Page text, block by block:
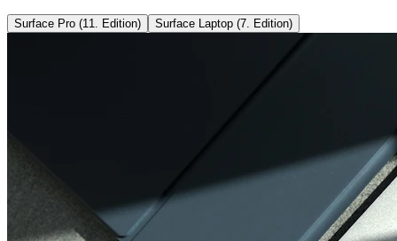
Surface Pro (11. Edition) Surface Laptop (7. Edition)